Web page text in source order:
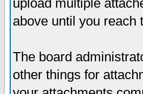
upload multiple
above until you reach
The board
other things for